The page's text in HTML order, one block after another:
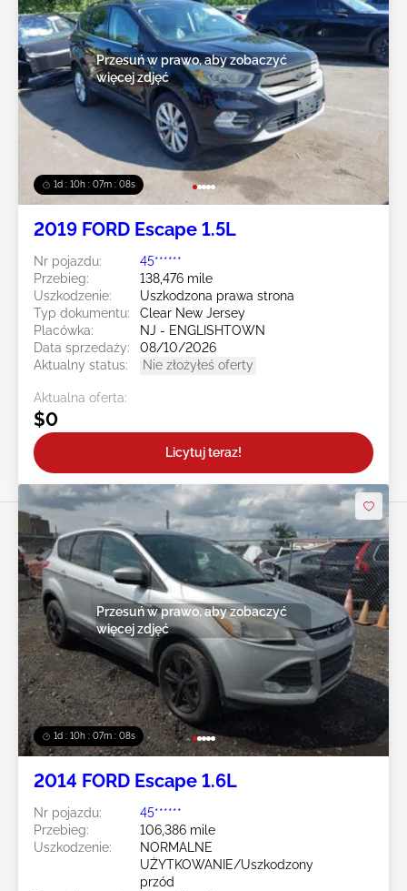
1d : 10h : 07m : 05s
Przesuń w prawo, aby zobaczyć
więcej zdjęć
2019 FORD Escape 1.5L
Nr pojazdu:
45******
Przebieg:
138,476 mile
Uszkodzenie:
Uszkodzona prawa strona
Typ dokumentu:
Clear New Jersey
Placówka:
NJ - ENGLISHTOWN
Data sprzedaży:
08/10/2026
Aktualny status:
Nie złożyłeś oferty
Aktualna oferta:
$0
Licytuj teraz!
1d : 10h : 07m : 05s
Przesuń w prawo, aby zobaczyć
więcej zdjęć
2014 FORD Escape 1.6L
Nr pojazdu:
45******
Przebieg:
106,386 mile
Uszkodzenie:
NORMALNE
UŻYTKOWANIE/Uszkodzony
przód